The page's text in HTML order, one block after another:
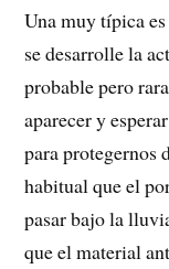
Una muy típica
se desarrolle la
probable pero
aparecer y
para protegernos
habitual que el
pasar bajo la
que el material